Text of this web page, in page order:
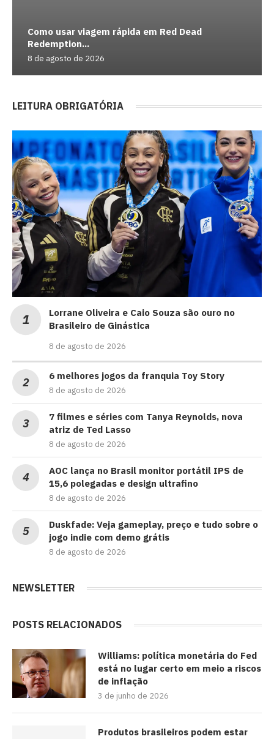
Como usar viagem rápida em Red Dead
Redemption...
8 de agosto de 2026
LEITURA OBRIGATÓRIA
Lorrane Oliveira e Caio Souza são ouro no
Brasileiro de Ginástica
8 de agosto de 2026
6 melhores jogos da franquia Toy Story
8 de agosto de 2026
7 filmes e séries com Tanya Reynolds, nova
atriz de Ted Lasso
8 de agosto de 2026
AOC lança no Brasil monitor portátil IPS de
15,6 polegadas e design ultrafino
8 de agosto de 2026
Duskfade: Veja gameplay, preço e tudo sobre o
jogo indie com demo grátis
8 de agosto de 2026
NEWSLETTER
POSTS RELACIONADOS
Williams: política monetária do Fed
está no lugar certo em meio a riscos
de inflação
3 de junho de 2026
Produtos brasileiros podem estar